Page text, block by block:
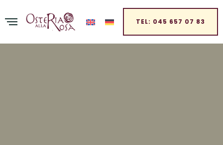
TEL: 045 657 07 83